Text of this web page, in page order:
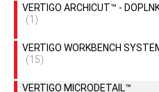
VERTIGO ARCHICUT™ -
(1)
VERTIGO WORKBENCH
(15)
VERTIGO MICRODETAIL™